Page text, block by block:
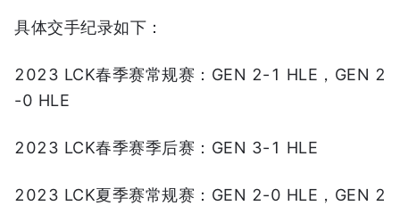
具体交手纪录如下：
2023 LCK春季赛常规赛：GEN 2-1 HLE，GEN 2
-0 HLE
2023 LCK春季赛季后赛：GEN 3-1 HLE
2023 LCK夏季赛常规赛：GEN 2-0 HLE，GEN 2